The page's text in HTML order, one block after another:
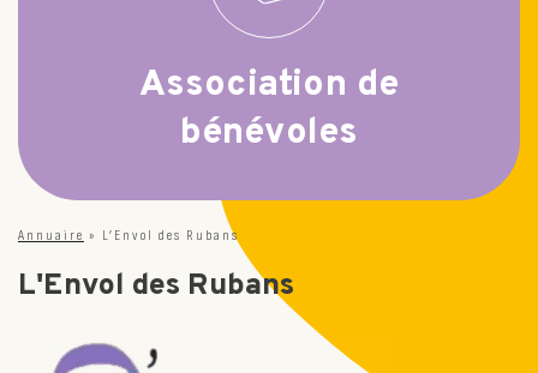
Association de
bénévoles
Annuaire » L’Envol des Rubans
L'Envol des Rubans